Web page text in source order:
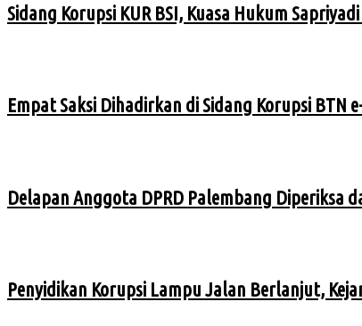
Sidang Korupsi KUR BSI, Kuasa Hukum
Empat Saksi Dihadirkan di Sidang Korupsi BTN
Delapan Anggota DPRD Palembang Diperiksa
Penyidikan Korupsi Lampu Jalan Berlanjut,